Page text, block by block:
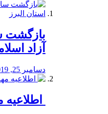
بازگشت
آزاد
دسامبر 25, 2019